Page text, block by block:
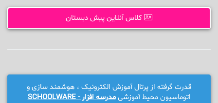
کلاس آنلاین پیش دبستان
قدرت گرفته از پرتال آموزش الکترونیک ، هوشمند سازی و
اتوماسیون محیط آموزشیمدرسه افزار - SCHOOLWARE